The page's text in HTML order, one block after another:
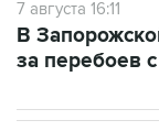
за перебоев